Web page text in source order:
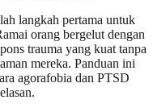
langkah pertama untuk
orang bergelut dengan
trauma yang kuat tanpa
mereka. Panduan ini
agorafobia dan PTSD